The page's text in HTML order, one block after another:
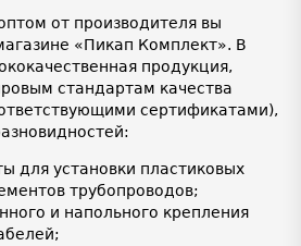
от производителя вы
«Пикап Комплект». В
продукция,
стандартам качества
сертификатами),
для установки пластиковых
трубопроводов;
и напольного крепления